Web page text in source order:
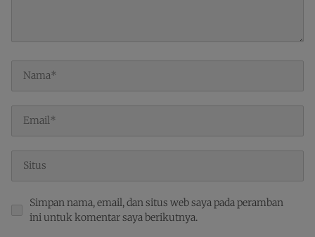
Simpan nama, email, dan situs web saya pada peramban
ini untuk komentar saya berikutnya.